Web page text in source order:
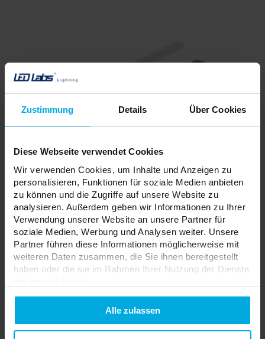
Zustimmung Details Über Cookies
Diese Webseite verwendet Cookies
Wir verwenden Cookies, um Inhalte und Anzeigen zu
personalisieren, Funktionen für soziale Medien anbieten
zu können und die Zugriffe auf unsere Website zu
analysieren. Außerdem geben wir Informationen zu Ihrer
Verwendung unserer Website an unsere Partner für
soziale Medien, Werbung und Analysen weiter. Unsere
Partner führen diese Informationen möglicherweise mit
weiteren Daten zusammen, die Sie ihnen bereitgestellt
haben oder die sie im Rahmen Ihrer Nutzung der Dienste
DatenschutzerklarungAlle zulassen
Axonometrische Projektion vor der Montage des U-Profils in
einer 12-mm-Möbelplatte mit BASIC-Abdeckung und
Seitenkappen